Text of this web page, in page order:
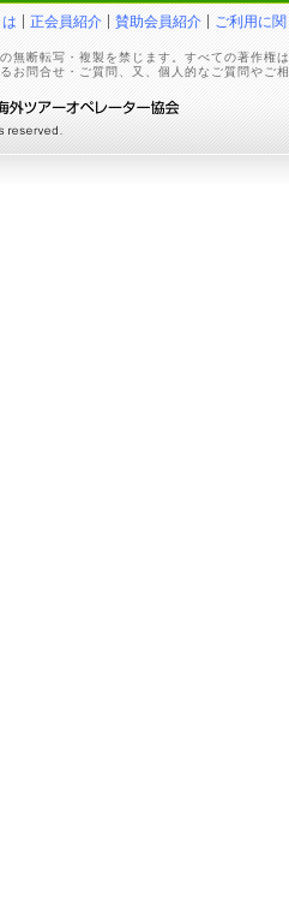
正会員紹介 賛助会員紹介 ご利用に
無断転写・複製を禁じます。すべての著作権
お問合せ・ご質問、又、個人的なご質問やご